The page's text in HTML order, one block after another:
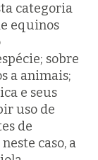
categoria
equinos
sobre
a animais;
e seus
uso de
de
caso, a